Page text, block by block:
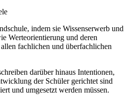
indem sie Wissenserwerb und
Werteorientierung und deren
fachlichen und überfachlichen
darüber hinaus Intentionen,
der Schüler gerichtet sind
und umgesetzt werden müssen.